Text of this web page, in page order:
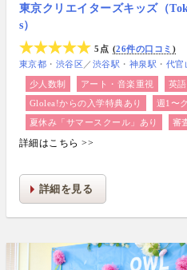
東京クリエイターズキッズ（
s）
5点
26件の口コミ
東京都
渋谷区 ／ 渋谷駅 神泉駅 代官
少人数制 アート・音楽重視
英
Glolea!からの入学特典あり
週1〜
夏休み「サマースクール」あり
審
詳細はこちら >>
詳細を見る